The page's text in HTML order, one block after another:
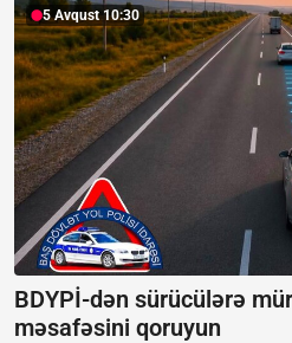
5 Avqust 10:30
BDYPİ-dən sürücülərə
məsafəsini qoruyun